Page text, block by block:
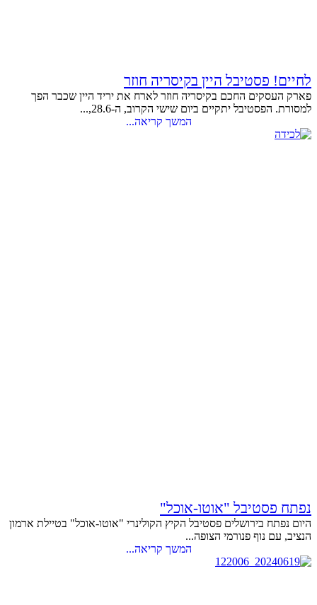
לחיים! פסטיבל היין בקיסריה חוזר
פארק העסקים החכם בקיסריה חוזר לארח את יריד היין שכבר הפך
למסורת. הפסטיבל יתקיים ביום שישי הקרוב, ה-28.6,...
המשך קריאה...
נפתח פסטיבל "אוטו-אוכל"
היום נפתח בירושלים פסטיבל הקיץ הקולינרי "אוטו-אוכל" בטיילת ארמון
הנציב, עם נוף פנורמי הצופה...
המשך קריאה...